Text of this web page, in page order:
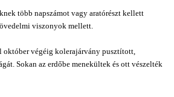
több napszámot vagy aratórészt kellett
viszonyok mellett.
október végéig kolerajárvány pusztított,
Sokan az erdőbe menekültek és ott vészelték